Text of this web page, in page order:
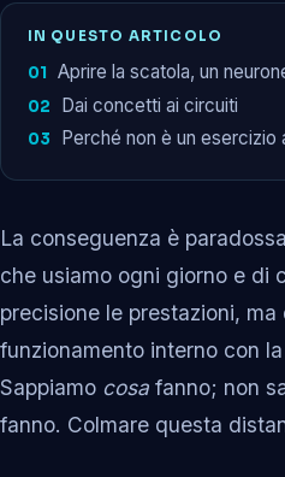
IN QUESTO ARTICOLO
Aprire la scatola, un
Dai concetti ai circuiti
Perché non è un
La conseguenza è
che usiamo ogni giorno e di
precisione le prestazioni,
funzionamento interno con
Sappiamo cosa fanno; non
fanno. Colmare questa